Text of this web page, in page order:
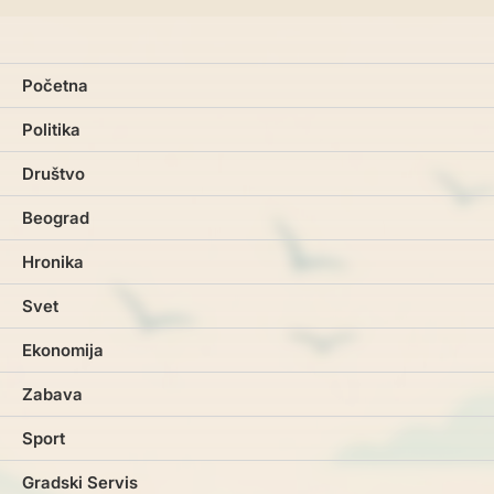
Početna
Politika
Društvo
Beograd
Hronika
Svet
Ekonomija
Zabava
Sport
Gradski Servis